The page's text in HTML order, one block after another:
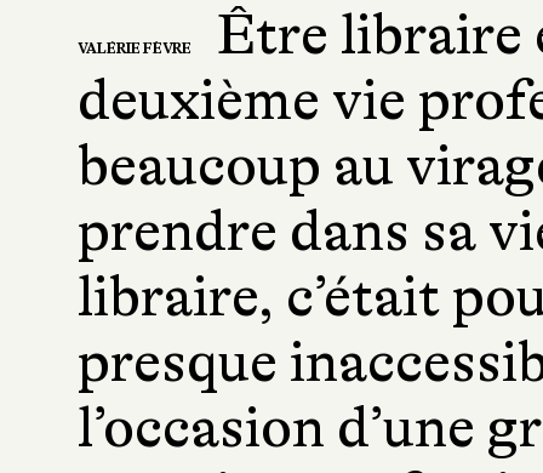
VALÉRIE FÈVRE
Être libraire
deuxième vie
beaucoup au
prendre dans sa
libraire, c’était
presque
l’occasion d’une